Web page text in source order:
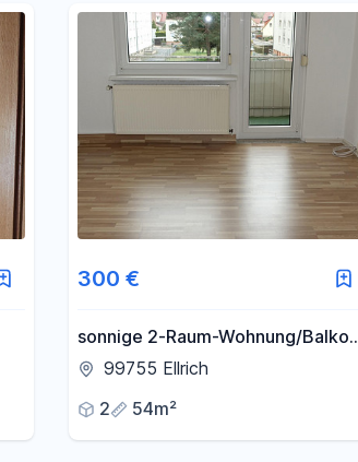
300 €
sonnige 2-Raum-Wohnung/Balkon
mit Laminat
99755 Ellrich
2
54m²